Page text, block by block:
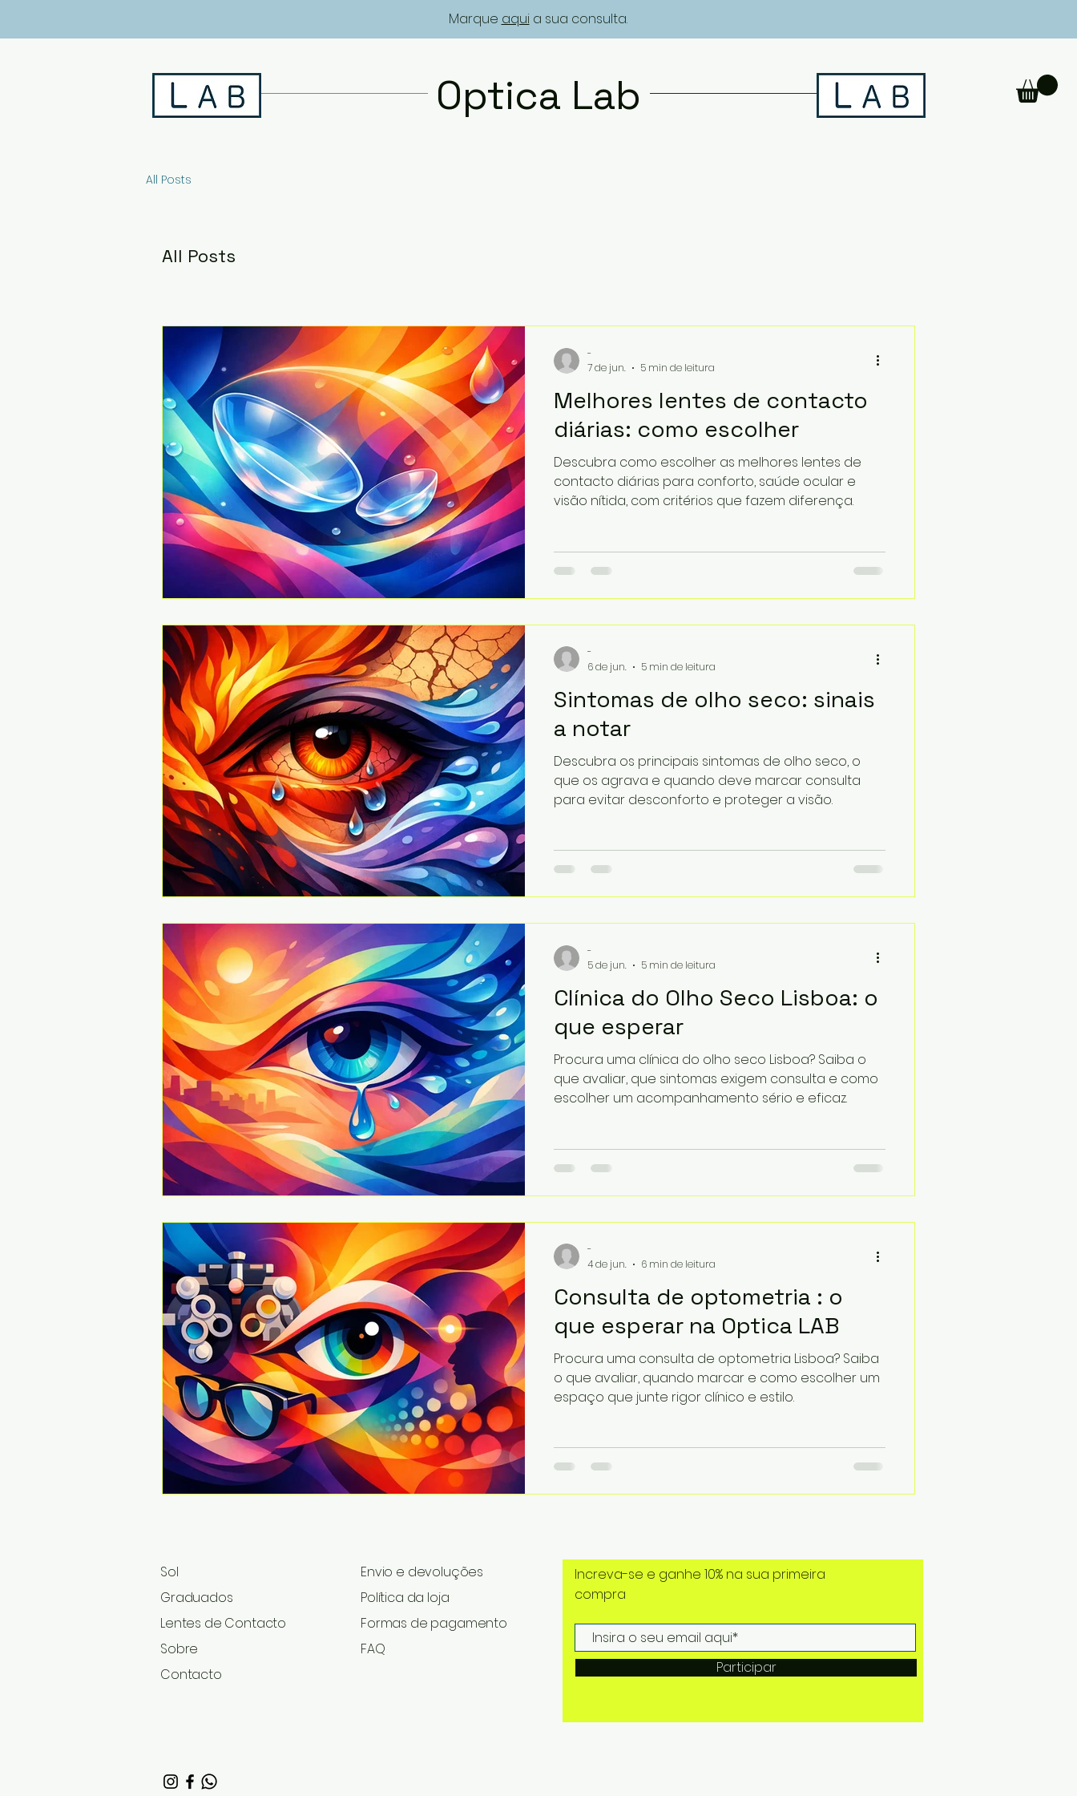
Marque aqui a sua consulta.
Optica Lab
All Posts
All Posts
Melhores lentes de contacto
diárias: como escolher
Descubra como escolher as melhores lentes de
contacto diárias para conforto, saúde ocular e
visão nítida, com critérios que fazem diferença.
-
7 de jun.
5 min de leitura
Sintomas de olho seco: sinais
a notar
Descubra os principais sintomas de olho seco, o
que os agrava e quando deve marcar consulta
para evitar desconforto e proteger a visão.
-
6 de jun.
5 min de leitura
Clínica do Olho Seco Lisboa: o
que esperar
Procura uma clínica do olho seco Lisboa? Saiba o
que avaliar, que sintomas exigem consulta e como
escolher um acompanhamento sério e eficaz.
-
5 de jun.
5 min de leitura
Consulta de optometria : o
que esperar na Optica LAB
Procura uma consulta de optometria Lisboa? Saiba
o que avaliar, quando marcar e como escolher um
espaço que junte rigor clínico e estilo.
-
4 de jun.
6 min de leitura
Sol
Graduados​
Lentes de Contacto
Sobre
Contacto
Envio e devoluções
Política da loja
Formas de pagamento
FAQ
Increva-se e ganhe 10% na sua primeira
compra
Participar